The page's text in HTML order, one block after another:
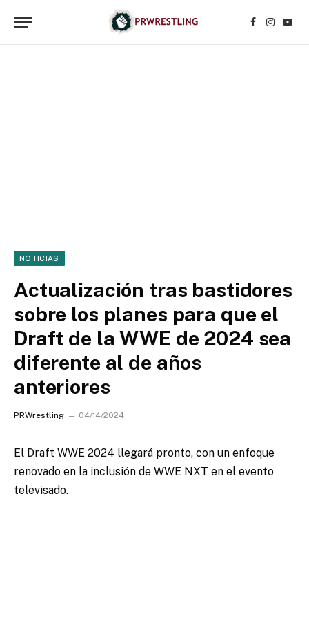
Facebook
NOTICIAS
Actualización tras bastidores
sobre los planes para que el
Draft de la WWE de 2024 sea
diferente al de años
anteriores
PRWrestling 04/14/2024
El Draft WWE 2024 llegará pronto, con un enfoque
renovado en la inclusión de WWE NXT en el evento
televisado.